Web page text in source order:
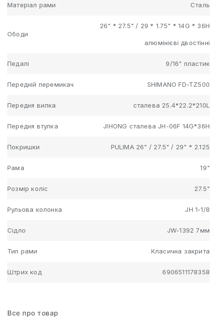
Матеріал рами Сталь
Ободи
26" * 27.5" / 29 * 1.75" * 14G * 36H
алюмінієві двостінні
Педалі 9/16" пластик
Передній перемикач SHIMANO FD-TZ500
Передня вилка сталева 25.4*22.2*210L
Передня втулка JIHONG сталева JH-06F 14G*36H
Покришки PULIMA 26" / 27.5" / 29" * 2.125
Рама 19"
Розмір коліс 27.5"
Рульова колонка JH 1-1/8
Сідло JW-1392 7мм
Тип рами Класична закрита
Штрих код 6906511178358
Все про товар